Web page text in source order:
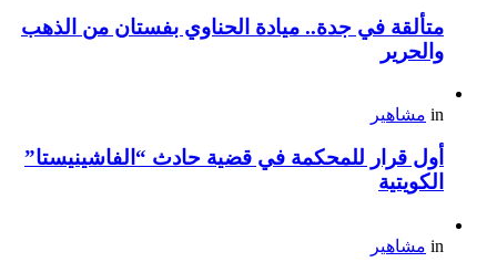
متألقة في جدة.. ميادة الحناوي بفستان من الذهب
والحرير
in مشاهير
أول قرار للمحكمة في قضية حادث “الفاشينيستا”
الكويتية
in مشاهير